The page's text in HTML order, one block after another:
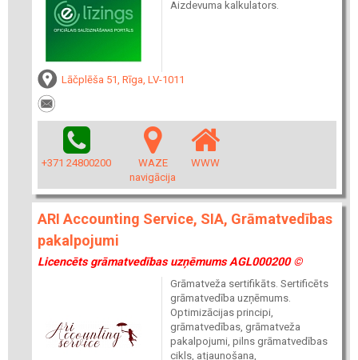
Aizdevuma kalkulators.
Lāčplēša 51, Rīga, LV-1011
+371 24800200
WAZE
navigācija
WWW
ARI Accounting Service, SIA, Grāmatvedības
pakalpojumi
Licencēts grāmatvedības uzņēmums AGL000200 ©
Grāmatveža sertifikāts. Sertificēts
grāmatvedība uzņēmums.
Optimizācijas principi,
grāmatvedības, grāmatveža
pakalpojumi, pilns grāmatvedības
cikls, atjaunošana,